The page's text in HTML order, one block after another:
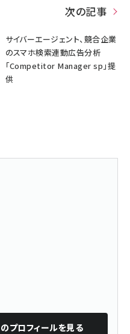
次の記事
サイバーエージェント、競合企業
のスマホ検索連動広告分析
「Competitor Manager sp」提
供
のプロフィールを見る